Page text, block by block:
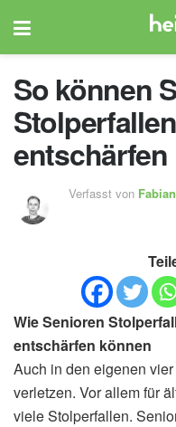
So können
entschärfen
Verfasst von
Wie Senioren
entschärfen können
Auch in den eigenen
verletzen. Vor allem für
viele Stolperfallen.